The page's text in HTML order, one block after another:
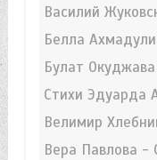
Василий
Белла
Булат
Стихи Эдуарда
Велимир
Вера Павлова -